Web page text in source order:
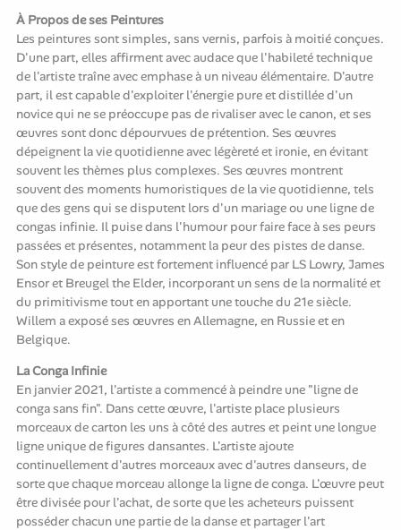
À Propos de ses Peintures
Les peintures sont simples, sans vernis, parfois à moitié conçues.
D'une part, elles affirment avec audace que l'habileté technique
de l'artiste traîne avec emphase à un niveau élémentaire. D'autre
part, il est capable d'exploiter l'énergie pure et distillée d'un
novice qui ne se préoccupe pas de rivaliser avec le canon, et ses
œuvres sont donc dépourvues de prétention. Ses œuvres
dépeignent la vie quotidienne avec légèreté et ironie, en évitant
souvent les thèmes plus complexes. Ses œuvres montrent
souvent des moments humoristiques de la vie quotidienne, tels
que des gens qui se disputent lors d'un mariage ou une ligne de
congas infinie. Il puise dans l'humour pour faire face à ses peurs
passées et présentes, notamment la peur des pistes de danse.
Son style de peinture est fortement influencé par LS Lowry, James
Ensor et Breugel the Elder, incorporant un sens de la normalité et
du primitivisme tout en apportant une touche du 21e siècle.
Willem a exposé ses œuvres en Allemagne, en Russie et en
Belgique.
La Conga Infinie
En janvier 2021, l'artiste a commencé à peindre une "ligne de
conga sans fin". Dans cette œuvre, l'artiste place plusieurs
morceaux de carton les uns à côté des autres et peint une longue
ligne unique de figures dansantes. L'artiste ajoute
continuellement d'autres morceaux avec d'autres danseurs, de
sorte que chaque morceau allonge la ligne de conga. L'œuvre peut
être divisée pour l'achat, de sorte que les acheteurs puissent
posséder chacun une partie de la danse et partager l'art